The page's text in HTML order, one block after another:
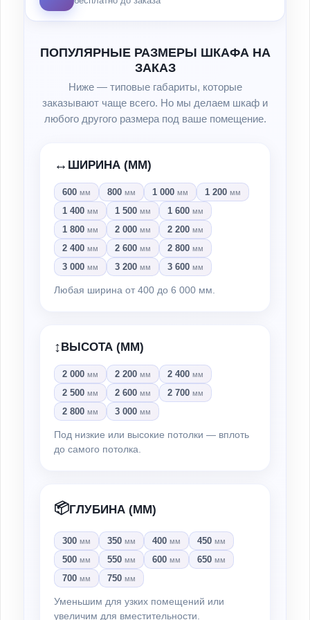
ПОПУЛЯРНЫЕ РАЗМЕРЫ ШКАФА НА
ЗАКАЗ
Ниже — типовые габариты, которые
заказывают чаще всего. Но мы делаем шкаф и
любого другого размера под ваше помещение.
↔️ ШИРИНА (ММ)
600 мм 800 мм 1 000 мм 1 200 мм
1 400 мм 1 500 мм 1 600 мм
1 800 мм 2 000 мм 2 200 мм
2 400 мм 2 600 мм 2 800 мм
3 000 мм 3 200 мм 3 600 мм
Любая ширина от 400 до 6 000 мм.
↕️ВЫСОТА (ММ)
2 000 мм 2 200 мм 2 400 мм
2 500 мм 2 600 мм 2 700 мм
2 800 мм 3 000 мм
Под низкие или высокие потолки — вплоть
до самого потолка.
📦ГЛУБИНА (ММ)
300 мм 350 мм 400 мм 450 мм
500 мм 550 мм 600 мм 650 мм
700 мм 750 мм
Уменьшим для узких помещений или
увеличим для вместительности.